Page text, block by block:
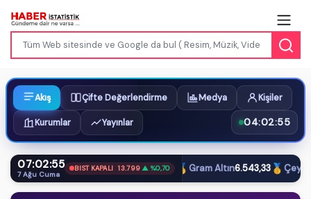
Akış Çifte Değerlendirme Medya Kişiler
Kurumlar Yayınlar 04:02:55
07:02:55
7 Ağu Cuma
BIST KAPALI 13.799▲ %0,70
Dolar47,59€Euro54,93£ Sterlin64,17🥇 Gram Altın6.543,33🥇Çeyrek